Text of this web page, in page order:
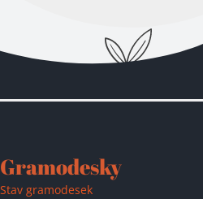
košíku!
Gramodesky
Stav gramodesek